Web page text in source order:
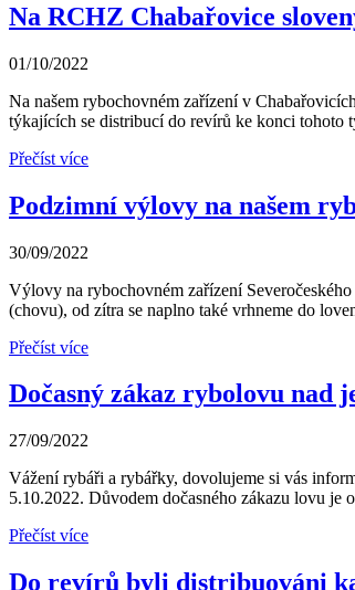
Na RCHZ Chabařovice
01/10/2022
Na našem rybochovném zařízení v
týkajících se distribucí do revírů ke konci tohoto
Přečíst více
Podzimní výlovy na našem
30/09/2022
Výlovy na rybochovném zařízení
(chovu), od zítra se naplno také vrhneme do
Přečíst více
Dočasný zákaz rybolovu nad
27/09/2022
Vážení rybáři a rybářky, dovolujeme si vás
5.10.2022. Důvodem dočasného zákazu lovu je
Přečíst více
Do revírů byli distribuováni